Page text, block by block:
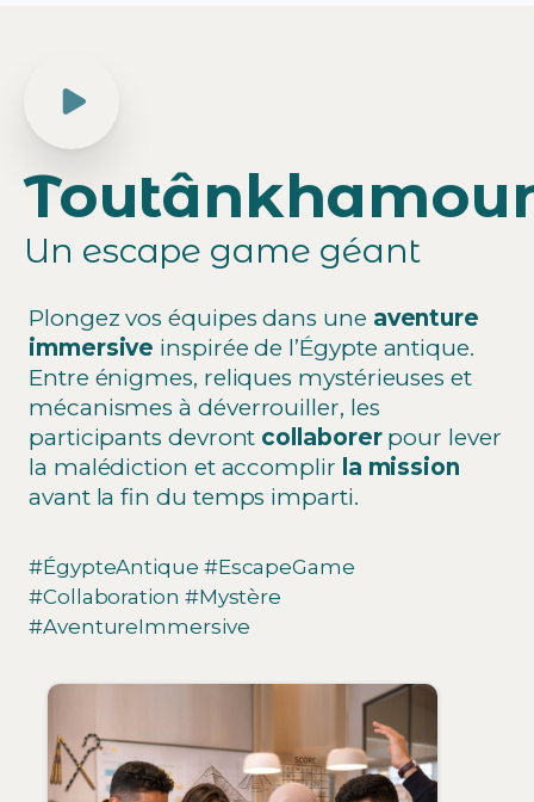
Un escape game géant
Plongez vos équipes dans une aventure
immersive inspirée de l’Égypte antique.
Entre énigmes, reliques mystérieuses et
mécanismes à déverrouiller, les
participants devront collaborerpour lever
la malédiction et accomplir la mission
avant la fin du temps imparti.
#ÉgypteAntique #EscapeGame
#Collaboration #Mystère
#AventureImmersive